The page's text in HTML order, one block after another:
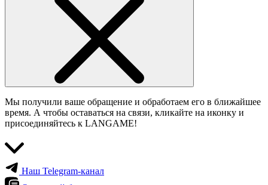
Мы получили ваше обращение и обработаем его в ближайшее
время. А чтобы оставаться на связи, кликайте на иконку и
присоединяйтесь к LANGAME!
Наш Telegram-канал